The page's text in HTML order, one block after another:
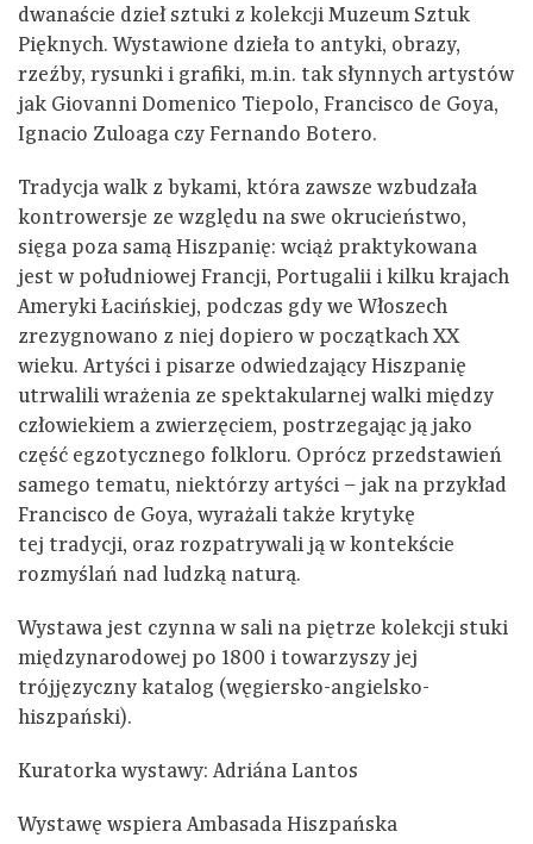
dwanaście dzieł sztuki z kolekcji Muzeum Sztuk
Pięknych. Wystawione dzieła to antyki, obrazy,
rzeźby, rysunki i grafiki, m.in. tak słynnych artystów
jak Giovanni Domenico Tiepolo, Francisco de Goya,
Ignacio Zuloaga czy Fernando Botero.
Tradycja walk z bykami, która zawsze wzbudzała
kontrowersje ze względu na swe okrucieństwo,
sięga poza samą Hiszpanię: wciąż praktykowana
jest w południowej Francji, Portugalii i kilku krajach
Ameryki Łacińskiej, podczas gdy we Włoszech
zrezygnowano z niej dopiero w początkach XX
wieku. Artyści i pisarze odwiedzający Hiszpanię
utrwalili wrażenia ze spektakularnej walki między
człowiekiem a zwierzęciem, postrzegając ją jako
część egzotycznego folkloru. Oprócz przedstawień
samego tematu, niektórzy artyści – jak na przykład
Francisco de Goya, wyrażali także krytykę
tej tradycji, oraz rozpatrywali ją w kontekście
rozmyślań nad ludzką naturą.
Wystawa jest czynna w sali na piętrze kolekcji stuki
międzynarodowej po 1800 i towarzyszy jej
trójjęzyczny katalog (węgiersko-angielsko-
hiszpański).
Kuratorka wystawy: Adriána Lantos
Wystawę wspiera Ambasada Hiszpańska